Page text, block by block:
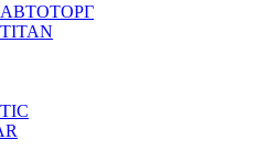
АВТОТОРГ